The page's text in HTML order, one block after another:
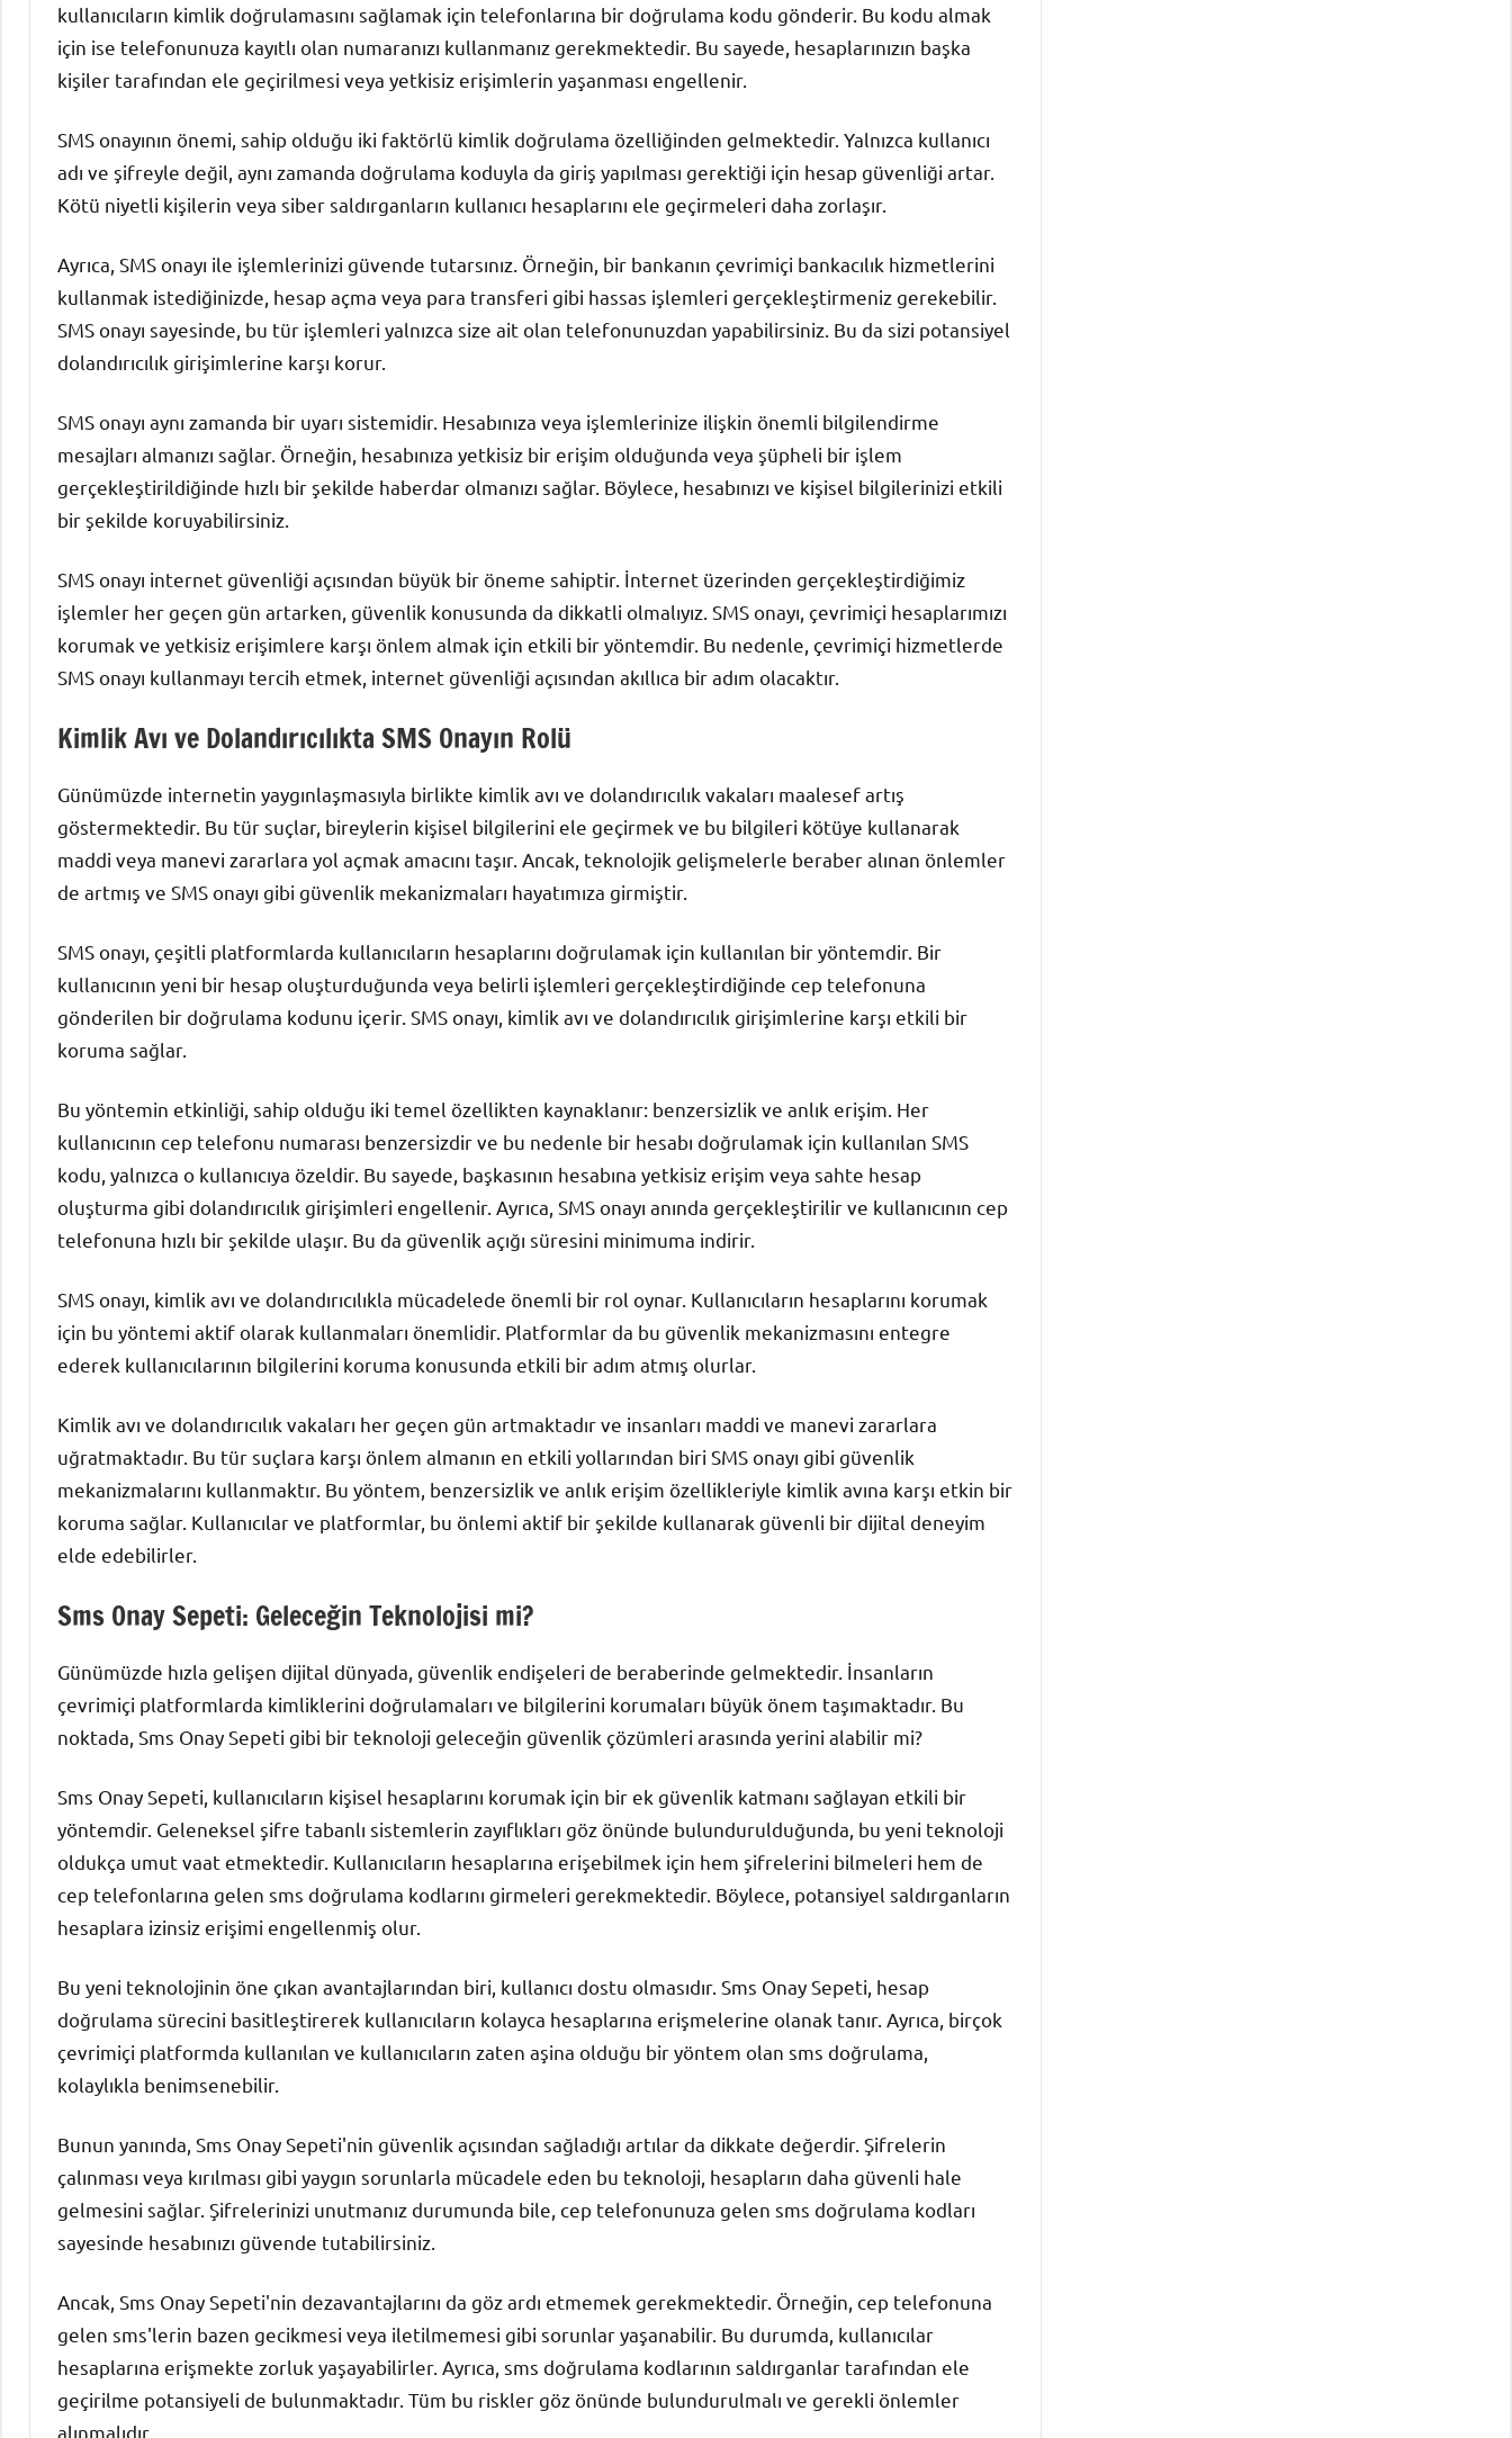
kullanıcıların kimlik doğrulamasını sağlamak için telefonlarına bir doğrulama kodu gönderir. Bu kodu almak
için ise telefonunuza kayıtlı olan numaranızı kullanmanız gerekmektedir. Bu sayede, hesaplarınızın başka
kişiler tarafından ele geçirilmesi veya yetkisiz erişimlerin yaşanması engellenir.
SMS onayının önemi, sahip olduğu iki faktörlü kimlik doğrulama özelliğinden gelmektedir. Yalnızca kullanıcı
adı ve şifreyle değil, aynı zamanda doğrulama koduyla da giriş yapılması gerektiği için hesap güvenliği artar.
Kötü niyetli kişilerin veya siber saldırganların kullanıcı hesaplarını ele geçirmeleri daha zorlaşır.
Ayrıca, SMS onayı ile işlemlerinizi güvende tutarsınız. Örneğin, bir bankanın çevrimiçi bankacılık hizmetlerini
kullanmak istediğinizde, hesap açma veya para transferi gibi hassas işlemleri gerçekleştirmeniz gerekebilir.
SMS onayı sayesinde, bu tür işlemleri yalnızca size ait olan telefonunuzdan yapabilirsiniz. Bu da sizi potansiyel
dolandırıcılık girişimlerine karşı korur.
SMS onayı aynı zamanda bir uyarı sistemidir. Hesabınıza veya işlemlerinize ilişkin önemli bilgilendirme
mesajları almanızı sağlar. Örneğin, hesabınıza yetkisiz bir erişim olduğunda veya şüpheli bir işlem
gerçekleştirildiğinde hızlı bir şekilde haberdar olmanızı sağlar. Böylece, hesabınızı ve kişisel bilgilerinizi etkili
bir şekilde koruyabilirsiniz.
SMS onayı internet güvenliği açısından büyük bir öneme sahiptir. İnternet üzerinden gerçekleştirdiğimiz
işlemler her geçen gün artarken, güvenlik konusunda da dikkatli olmalıyız. SMS onayı, çevrimiçi hesaplarımızı
korumak ve yetkisiz erişimlere karşı önlem almak için etkili bir yöntemdir. Bu nedenle, çevrimiçi hizmetlerde
SMS onayı kullanmayı tercih etmek, internet güvenliği açısından akıllıca bir adım olacaktır.
Kimlik Avı ve Dolandırıcılıkta SMS Onayın Rolü
Günümüzde internetin yaygınlaşmasıyla birlikte kimlik avı ve dolandırıcılık vakaları maalesef artış
göstermektedir. Bu tür suçlar, bireylerin kişisel bilgilerini ele geçirmek ve bu bilgileri kötüye kullanarak
maddi veya manevi zararlara yol açmak amacını taşır. Ancak, teknolojik gelişmelerle beraber alınan önlemler
de artmış ve SMS onayı gibi güvenlik mekanizmaları hayatımıza girmiştir.
SMS onayı, çeşitli platformlarda kullanıcıların hesaplarını doğrulamak için kullanılan bir yöntemdir. Bir
kullanıcının yeni bir hesap oluşturduğunda veya belirli işlemleri gerçekleştirdiğinde cep telefonuna
gönderilen bir doğrulama kodunu içerir. SMS onayı, kimlik avı ve dolandırıcılık girişimlerine karşı etkili bir
koruma sağlar.
Bu yöntemin etkinliği, sahip olduğu iki temel özellikten kaynaklanır: benzersizlik ve anlık erişim. Her
kullanıcının cep telefonu numarası benzersizdir ve bu nedenle bir hesabı doğrulamak için kullanılan SMS
kodu, yalnızca o kullanıcıya özeldir. Bu sayede, başkasının hesabına yetkisiz erişim veya sahte hesap
oluşturma gibi dolandırıcılık girişimleri engellenir. Ayrıca, SMS onayı anında gerçekleştirilir ve kullanıcının cep
telefonuna hızlı bir şekilde ulaşır. Bu da güvenlik açığı süresini minimuma indirir.
SMS onayı, kimlik avı ve dolandırıcılıkla mücadelede önemli bir rol oynar. Kullanıcıların hesaplarını korumak
için bu yöntemi aktif olarak kullanmaları önemlidir. Platformlar da bu güvenlik mekanizmasını entegre
ederek kullanıcılarının bilgilerini koruma konusunda etkili bir adım atmış olurlar.
Kimlik avı ve dolandırıcılık vakaları her geçen gün artmaktadır ve insanları maddi ve manevi zararlara
uğratmaktadır. Bu tür suçlara karşı önlem almanın en etkili yollarından biri SMS onayı gibi güvenlik
mekanizmalarını kullanmaktır. Bu yöntem, benzersizlik ve anlık erişim özellikleriyle kimlik avına karşı etkin bir
koruma sağlar. Kullanıcılar ve platformlar, bu önlemi aktif bir şekilde kullanarak güvenli bir dijital deneyim
elde edebilirler.
Sms Onay Sepeti: Geleceğin Teknolojisi mi?
Günümüzde hızla gelişen dijital dünyada, güvenlik endişeleri de beraberinde gelmektedir. İnsanların
çevrimiçi platformlarda kimliklerini doğrulamaları ve bilgilerini korumaları büyük önem taşımaktadır. Bu
noktada, Sms Onay Sepeti gibi bir teknoloji geleceğin güvenlik çözümleri arasında yerini alabilir mi?
Sms Onay Sepeti, kullanıcıların kişisel hesaplarını korumak için bir ek güvenlik katmanı sağlayan etkili bir
yöntemdir. Geleneksel şifre tabanlı sistemlerin zayıflıkları göz önünde bulundurulduğunda, bu yeni teknoloji
oldukça umut vaat etmektedir. Kullanıcıların hesaplarına erişebilmek için hem şifrelerini bilmeleri hem de
cep telefonlarına gelen sms doğrulama kodlarını girmeleri gerekmektedir. Böylece, potansiyel saldırganların
hesaplara izinsiz erişimi engellenmiş olur.
Bu yeni teknolojinin öne çıkan avantajlarından biri, kullanıcı dostu olmasıdır. Sms Onay Sepeti, hesap
doğrulama sürecini basitleştirerek kullanıcıların kolayca hesaplarına erişmelerine olanak tanır. Ayrıca, birçok
çevrimiçi platformda kullanılan ve kullanıcıların zaten aşina olduğu bir yöntem olan sms doğrulama,
kolaylıkla benimsenebilir.
Bunun yanında, Sms Onay Sepeti'nin güvenlik açısından sağladığı artılar da dikkate değerdir. Şifrelerin
çalınması veya kırılması gibi yaygın sorunlarla mücadele eden bu teknoloji, hesapların daha güvenli hale
gelmesini sağlar. Şifrelerinizi unutmanız durumunda bile, cep telefonunuza gelen sms doğrulama kodları
sayesinde hesabınızı güvende tutabilirsiniz.
Ancak, Sms Onay Sepeti'nin dezavantajlarını da göz ardı etmemek gerekmektedir. Örneğin, cep telefonuna
gelen sms'lerin bazen gecikmesi veya iletilmemesi gibi sorunlar yaşanabilir. Bu durumda, kullanıcılar
hesaplarına erişmekte zorluk yaşayabilirler. Ayrıca, sms doğrulama kodlarının saldırganlar tarafından ele
geçirilme potansiyeli de bulunmaktadır. Tüm bu riskler göz önünde bulundurulmalı ve gerekli önlemler
alınmalıdır.